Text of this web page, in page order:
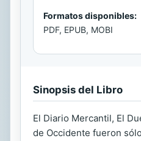
Formatos disponibles:
PDF, EPUB, MOBI
Sinopsis del Libro
El Diario Mercantil, El
de Occidente fueron